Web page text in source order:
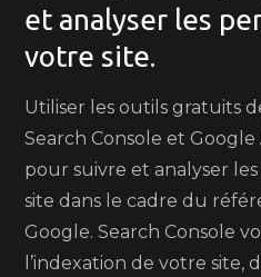
et analyser les
votre site.
Utiliser les outils gratuits
Search Console et Google
pour suivre et analyser
site dans le cadre du
Google. Search Console
l’indexation de votre site,